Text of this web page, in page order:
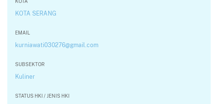
KOTA SERANG
EMAIL
kurniawati030276@gmail.com
SUBSEKTOR
Kuliner
STATUS HKI / JENIS HKI